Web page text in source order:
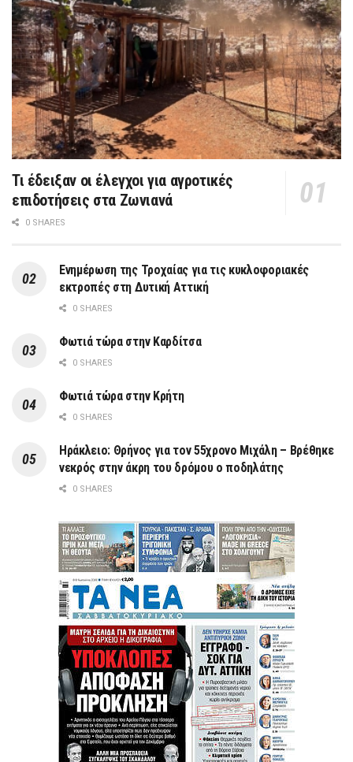
Τι έδειξαν οι έλεγχοι για αγροτικές
επιδοτήσεις στα Ζωνιανά
0 SHARES
Ενημέρωση της Τροχαίας για τις κυκλοφοριακές
εκτροπές στη Δυτική Αττική
0 SHARES
Φωτιά τώρα στην Καρδίτσα
0 SHARES
Φωτιά τώρα στην Κρήτη
0 SHARES
Ηράκλειο: Θρήνος για τον 55χρονο Μιχάλη – Βρέθηκε
νεκρός στην άκρη του δρόμου ο ποδηλάτης
0 SHARES